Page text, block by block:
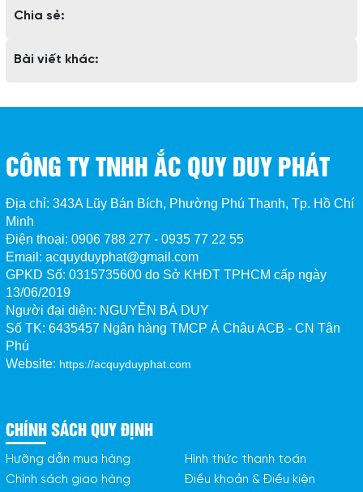
Chia sẻ:
Bài viết khác:
CÔNG TY TNHH ẮC QUY DUY PHÁT
Địa chỉ: 343A Lũy Bán Bích, Phường Phú Thạnh, Tp. Hồ Chí
Minh
Điện thoại: 0906 788 277 - 0935 77 22 55
Email: acquyduyphat@gmail.com
GPKD Số: 0315735600 do Sở KHĐT TPHCM cấp ngày
13/06/2019
Người đại diện: NGUYỄN BÁ DUY
Số TK: 6435457 Ngân hàng TMCP Á Châu ACB - CN Tân
Phú
Website: https://acquyduyphat.com
CHÍNH SÁCH QUY ĐỊNH
Hưỡng dẫn mua hàng
Hình thức thanh toán
Chính sách giao hàng
Điều khoản & Điều kiện